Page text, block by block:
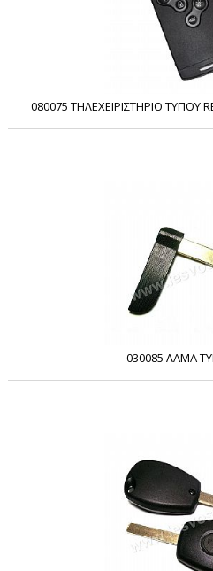
080075 ΤΗΛΕΧΕΙΡΙΣΤΗΡΙΟ ΤΥΠΟΥ
030085 ΛΑΜΑ